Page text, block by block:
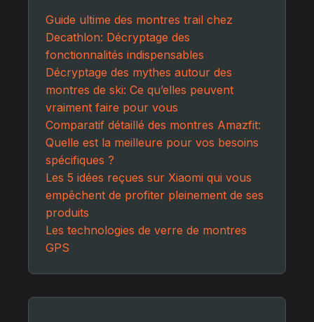
Guide ultime des montres trail chez
Decathlon: Décryptage des
fonctionnalités indispensables
Décryptage des mythes autour des
montres de ski: Ce qu’elles peuvent
vraiment faire pour vous
Comparatif détaillé des montres Amazfit:
Quelle est la meilleure pour vos besoins
spécifiques ?
Les 5 idées reçues sur Xiaomi qui vous
empêchent de profiter pleinement de ses
produits
Les technologies de verre de montres
GPS